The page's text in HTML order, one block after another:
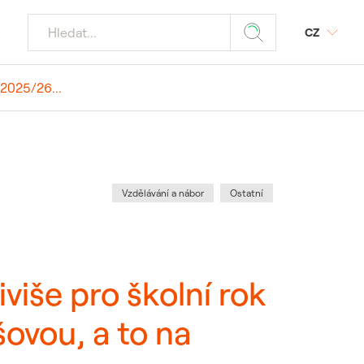
26...
a
CZ
Kategorie:
Vzdělávání a nábor Ostatní
pro školní rok
a to na